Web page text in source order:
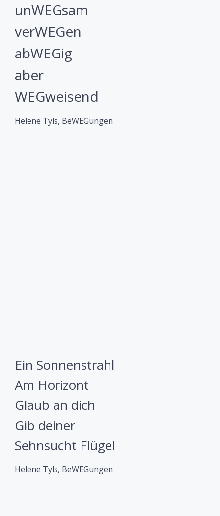
unWEGsam
verWEGen
abWEGig
aber
WEGweisend
Helene Tyls, BeWEGungen
Ein Sonnenstrahl
Am Horizont
Glaub an dich
Gib deiner
Sehnsucht Flügel
Helene Tyls, BeWEGungen